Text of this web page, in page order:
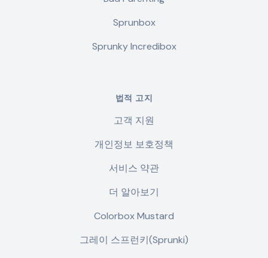
Sprunbox
Sprunky Incredibox
법적 고지
고객 지원
개인정보 보호정책
서비스 약관
더 알아보기
Colorbox Mustard
그레이 스프런키(Sprunki)